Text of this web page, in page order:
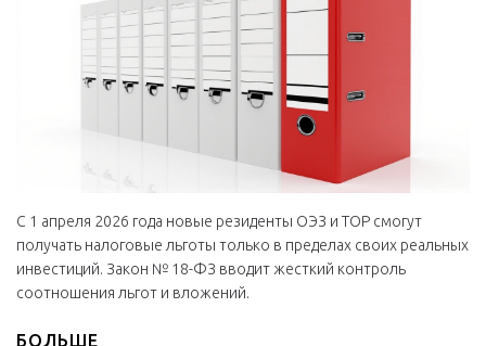
С 1 апреля 2026 года новые резиденты ОЭЗ и ТОР смогут
получать налоговые льготы только в пределах своих реальных
инвестиций. Закон № 18-ФЗ вводит жесткий контроль
соотношения льгот и вложений.
БОЛЬШЕ